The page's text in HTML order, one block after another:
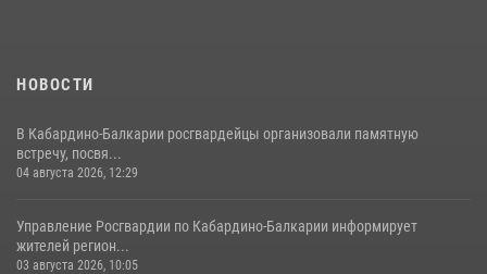
НОВОСТИ
В Кабардино-Балкарии росгвардейцы организовали памятную
встречу, посвя...
04 августа 2026, 12:29
Управление Росгвардии по Кабардино-Балкарии информирует
жителей регион...
03 августа 2026, 10:05